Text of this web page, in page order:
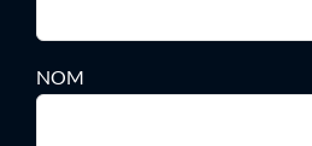
NOM